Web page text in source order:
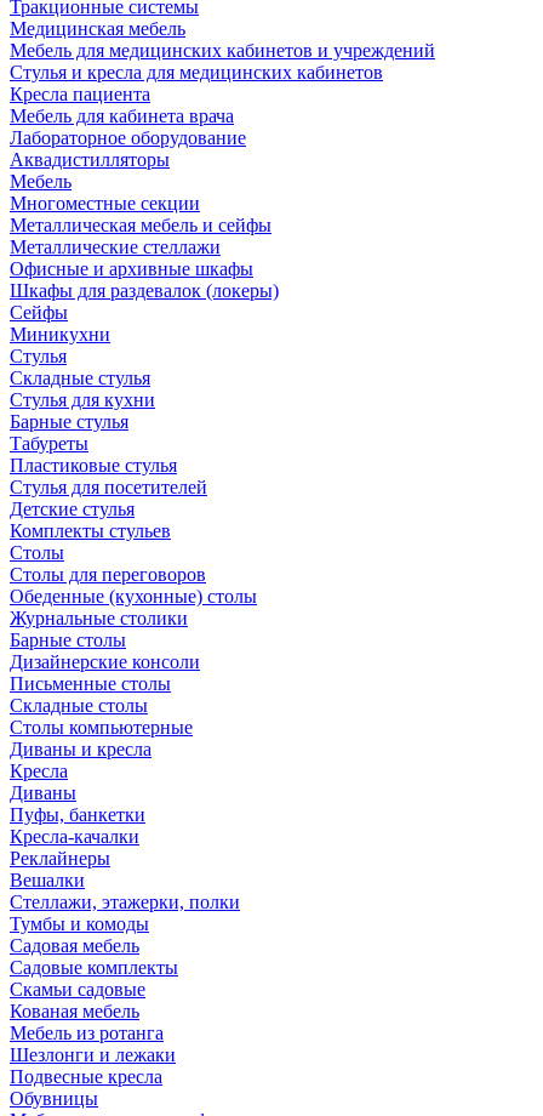
Тракционные системы
Медицинская мебель
Мебель для медицинских кабинетов и учреждений
Стулья и кресла для медицинских кабинетов
Кресла пациента
Мебель для кабинета врача
Лабораторное оборудование
Аквадистилляторы
Мебель
Многоместные секции
Металлическая мебель и сейфы
Металлические стеллажи
Офисные и архивные шкафы
Шкафы для раздевалок (локеры)
Сейфы
Миникухни
Стулья
Складные стулья
Стулья для кухни
Барные стулья
Табуреты
Пластиковые стулья
Стулья для посетителей
Детские стулья
Комплекты стульев
Столы
Столы для переговоров
Обеденные (кухонные) столы
Журнальные столики
Барные столы
Дизайнерские консоли
Письменные столы
Складные столы
Столы компьютерные
Диваны и кресла
Кресла
Диваны
Пуфы, банкетки
Кресла-качалки
Реклайнеры
Вешалки
Стеллажи, этажерки, полки
Тумбы и комоды
Садовая мебель
Садовые комплекты
Скамьи садовые
Кованая мебель
Мебель из ротанга
Шезлонги и лежаки
Подвесные кресла
Обувницы